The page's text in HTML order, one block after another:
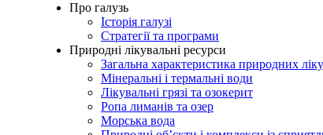
Про галузь
Історія галузі
Стратегії та програми
Природні лікувальні ресурси
Загальна характеристика природних
Мінеральні і термальні води
Лікувальні грязі та озокерит
Ропа лиманів та озер
Морська вода